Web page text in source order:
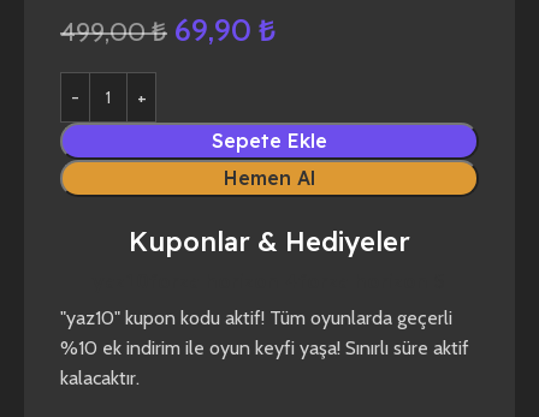
499,00₺ 69,90 ₺
Sepete Ekle
Hemen Al
Kuponlar & Hediyeler
"yaz10" kupon kodu aktif! Tüm oyunlarda geçerli
%10 ek indirim ile oyun keyfi yaşa! Sınırlı süre aktif
kalacaktır.